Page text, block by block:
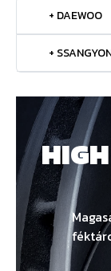
+ DAEWOO
+